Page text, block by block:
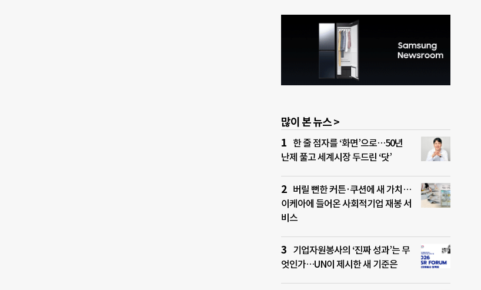
많이 본 뉴스 >
한 줄 점자를 ‘화면’으로…50년
난제 풀고 세계시장 두드린 ‘닷’
버릴 뻔한 커튼·쿠션에 새 가치…
이케아에 들어온 사회적기업 재봉 서
비스
기업자원봉사의 ‘진짜 성과’는 무
엇인가…UN이 제시한 새 기준은